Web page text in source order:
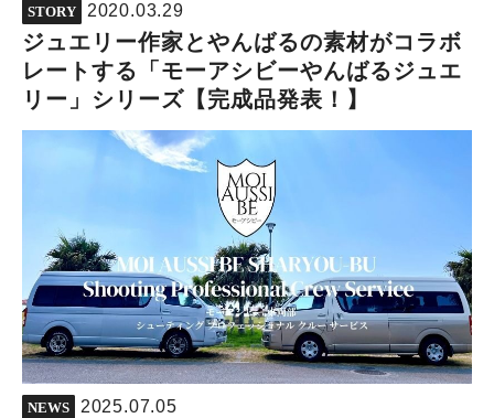
STORY 2020.03.29
ジュエリー作家とやんばるの素材がコラボ
レートする「モーアシビーやんばるジュエ
リー」シリーズ【完成品発表！】
NEWS 2025.07.05